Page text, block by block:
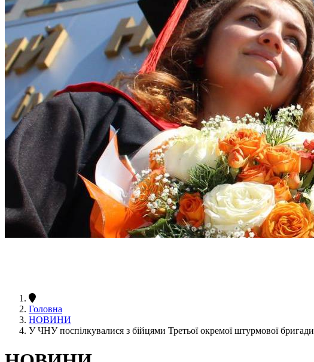
Головна
НОВИНИ
У ЧНУ поспілкувалися з бійцями Третьої окремої штурмової бригади